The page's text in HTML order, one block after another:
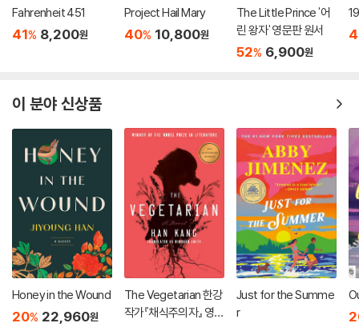
Fahrenheit 451
41% 8,200원
Project Hail Mary
40% 10,800원
The Little Prince '어
린 왕자' 영문판 원서
52% 6,900원
이 분야 신상품
Honey in the Wound
20% 22,960원
The Vegetarian 한강
작가『채식주의자』 영문
Just for the Summe
r